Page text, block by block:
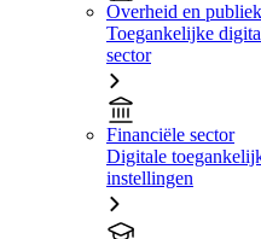
Overheid en
Toegankelijke
sector
Financiële sector
Digitale
instellingen